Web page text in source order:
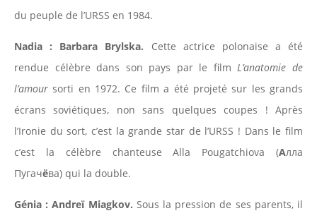
du peuple de l’URSS en 1984.
Nadia : Barbara Brylska. Cette actrice polonaise a été
rendue célèbre dans son pays par le filmL’anatomie de
l’amour sorti en 1972. Ce film a été projeté sur les grands
écrans soviétiques, non sans quelques coupes ! Après
l’Ironie du sort, c’est la grande star de l’URSS ! Dans le film
c’est la célèbre chanteuse Alla Pougatchiova (Алла
Пугачёва) qui la double.
Génia : Andreï Miagkov. Sous la pression de ses parents, il